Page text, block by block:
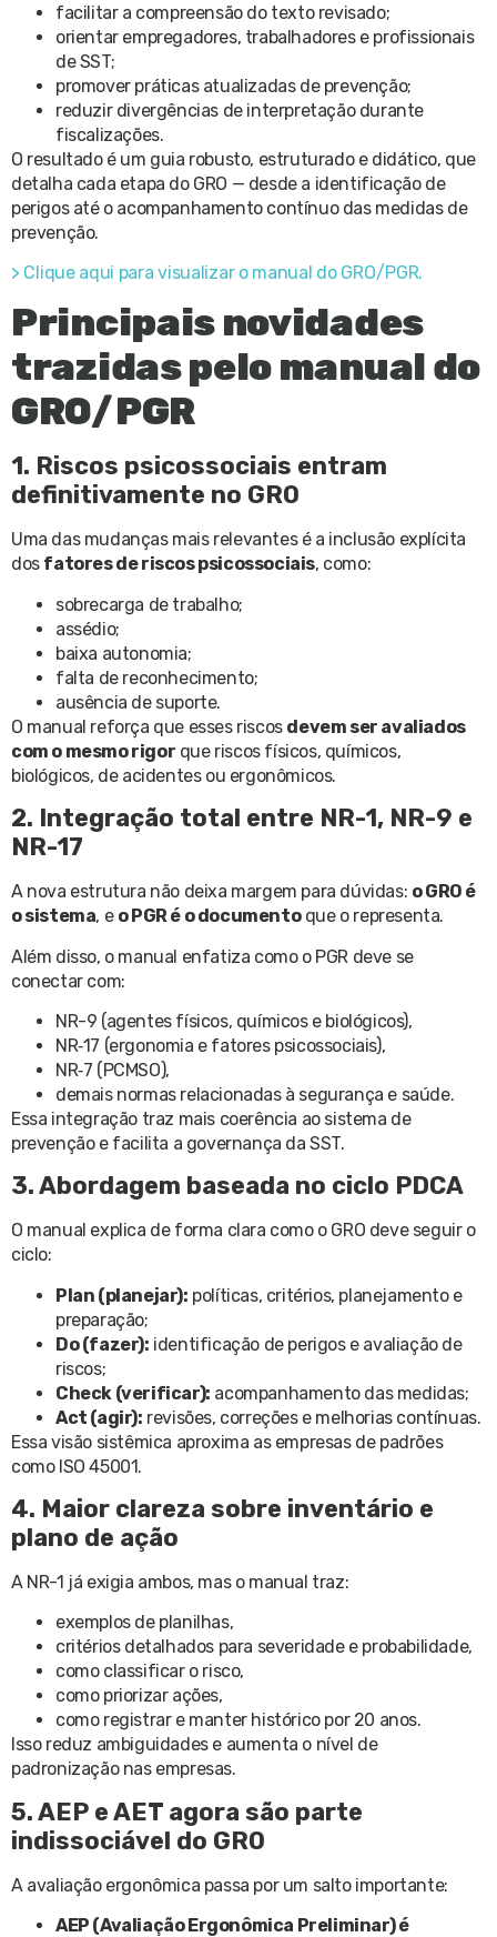
facilitar a compreensão do texto revisado;
orientar empregadores, trabalhadores e profissionais
de SST;
promover práticas atualizadas de prevenção;
reduzir divergências de interpretação durante
fiscalizações.
O resultado é um guia robusto, estruturado e didático, que
detalha cada etapa do GRO — desde a identificação de
perigos até o acompanhamento contínuo das medidas de
prevenção.
> Clique aqui para visualizar o manual do GRO/PGR.
Principais novidades
trazidas pelo manual do
GRO/PGR
1. Riscos psicossociais entram
definitivamente no GRO
Uma das mudanças mais relevantes é a inclusão explícita
dos fatores de riscos psicossociais, como:
sobrecarga de trabalho;
assédio;
baixa autonomia;
falta de reconhecimento;
ausência de suporte.
O manual reforça que esses riscos devem ser avaliados
com o mesmo rigor que riscos físicos, químicos,
biológicos, de acidentes ou ergonômicos.
2. Integração total entre NR-1, NR-9 e
NR-17
A nova estrutura não deixa margem para dúvidas: o GRO é
o sistema, e o PGR é o documentoque o representa.
Além disso, o manual enfatiza como o PGR deve se
conectar com:
NR-9 (agentes físicos, químicos e biológicos),
NR‑17 (ergonomia e fatores psicossociais),
NR‑7 (PCMSO),
demais normas relacionadas à segurança e saúde.
Essa integração traz mais coerência ao sistema de
prevenção e facilita a governança da SST.
3. Abordagem baseada no ciclo PDCA
O manual explica de forma clara como o GRO deve seguir o
ciclo:
Plan (planejar): políticas, critérios, planejamento e
preparação;
Do (fazer): identificação de perigos e avaliação de
riscos;
Check (verificar): acompanhamento das medidas;
Act (agir): revisões, correções e melhorias contínuas.
Essa visão sistêmica aproxima as empresas de padrões
como ISO 45001.
4. Maior clareza sobre inventário e
plano de ação
A NR-1 já exigia ambos, mas o manual traz:
exemplos de planilhas,
critérios detalhados para severidade e probabilidade,
como classificar o risco,
como priorizar ações,
como registrar e manter histórico por 20 anos.
Isso reduz ambiguidades e aumenta o nível de
padronização nas empresas.
5. AEP e AET agora são parte
indissociável do GRO
A avaliação ergonômica passa por um salto importante:
AEP (Avaliação Ergonômica Preliminar) é